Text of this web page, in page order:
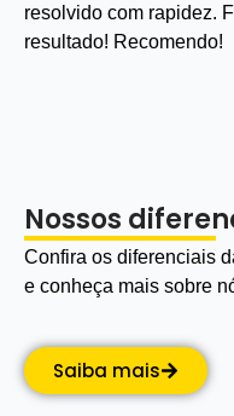
resolvido com rapidez.
resultado! Recomendo!
Nossos
Confira os diferenciais
e conheça mais sobre
Saiba mais